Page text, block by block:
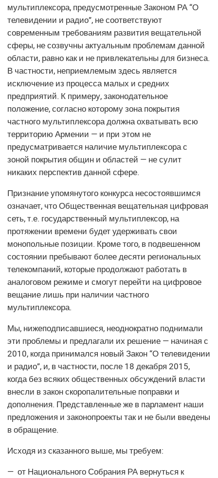
мультиплексора, предусмотренные Законом РА “О
телевидении и радио”, не соответствуют
современным требованиям развития вещательной
сферы, не созвучны актуальным проблемам данной
области, равно как и не привлекательны для бизнеса.
В частности, неприемлемым здесь является
исключение из процесса малых и средних
предприятий. К примеру, законодательное
положение, согласно которому зона покрытия
частного мультиплексора должна охватывать всю
территорию Армении — и при этом не
предусматривается наличие мультиплексора с
зоной покрытия общин и областей — не сулит
никаких перспектив данной сфере.
Признание упомянутого конкурса несостоявшимся
означает, что Общественная вещательная цифровая
сеть, т.е. государственный мультиплексор, на
протяжении времени будет удерживать свои
монопольные позиции. Кроме того, в подвешенном
состоянии пребывают более десяти региональных
телекомпаний, которые продолжают работать в
аналоговом режиме и смогут перейти на цифровое
вещание лишь при наличии частного
мультиплексора.
Мы, нижеподписавшиеся, неоднократно поднимали
эти проблемы и предлагали их решение — начиная с
2010, когда принимался новый Закон “О телевидении
и радио”, и, в частности, после 18 декабря 2015,
когда без всяких общественных обсуждений власти
внесли в закон скоропалительные поправки и
дополнения. Представленные же в парламент наши
предложения и законопроекты так и не были введены
в обращение.
Исходя из сказанного выше, мы требуем:
— от Национального Собрания РА вернуться к